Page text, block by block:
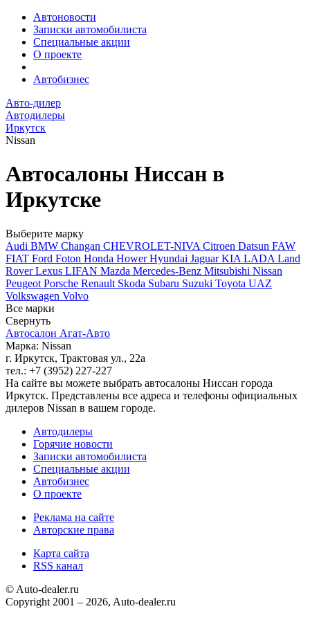
Автоновости
Записки автомобилиста
Специальные акции
О проекте
Автобизнес
Авто-дилер
Автодилеры
Иркутск
Nissan
Автосалоны Ниссан в
Иркутске
Выберите марку
Audi BMW Changan CHEVROLET-NIVA Citroen Datsun FAW
FIAT Ford Foton Honda HowerHyundai JaguarKIA LADA Land
RoverLexus LIFAN Mazda Mercedes-Benz Mitsubishi Nissan
Peugeot Porsche Renault Skoda Subaru Suzuki Toyota UAZ
Volkswagen Volvo
Все марки
Свернуть
Автосалон Агат-Авто
Марка: Nissan
г. Иркутск, Трактовая ул., 22а
тел.: +7 (3952) 227-227
На сайте вы можете выбрать автосалоны Ниссан города
Иркутск. Представлены все адреса и телефоны официальных
дилеров Nissan в вашем городе.
Автодилеры
Горячие новости
Записки автомобилиста
Специальные акции
Автобизнес
О проекте
Реклама на сайте
Авторские права
Карта сайта
RSS канал
© Auto-dealer.ru
Copyright 2001 – 2026, Auto-dealer.ru